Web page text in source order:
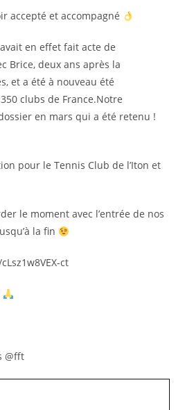
accepté et accompagné
en effet fait acte de
Brice, deux ans après la
et a été à nouveau été
clubs de France.Notre
en mars qui a été retenu !
pour le Tennis Club de l’Iton et
le moment avec l’entrée de nos
la fin
ct
@fft